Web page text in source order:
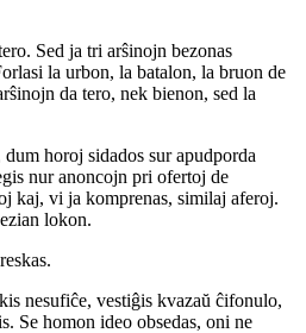
Sed ja tri arŝinojn bezonas
la urbon, la batalon, la bruon de
da tero, nek bienon, sed la
horoj sidados sur apudporda
nur anoncojn pri ofertoj de
kaj, vi ja komprenas, similaj aferoj.
lokon.
nesufiĉe, vestiĝis kvazaŭ ĉifonulo,
Se homon ideo obsedas, oni ne